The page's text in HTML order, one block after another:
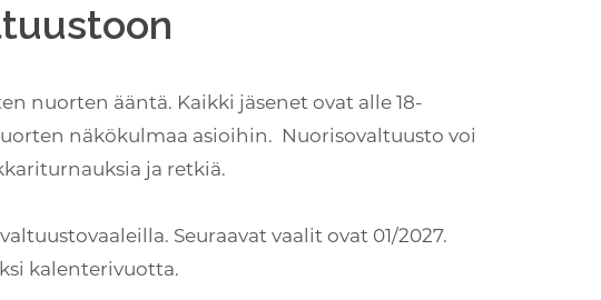
nuorten ääntä. Kaikki jäsenet ovat alle 18-
näkökulmaa asioihin. Nuorisovaltuusto voi
ja retkiä.
Seuraavat vaalit ovat 01/2027.
kalenterivuotta.